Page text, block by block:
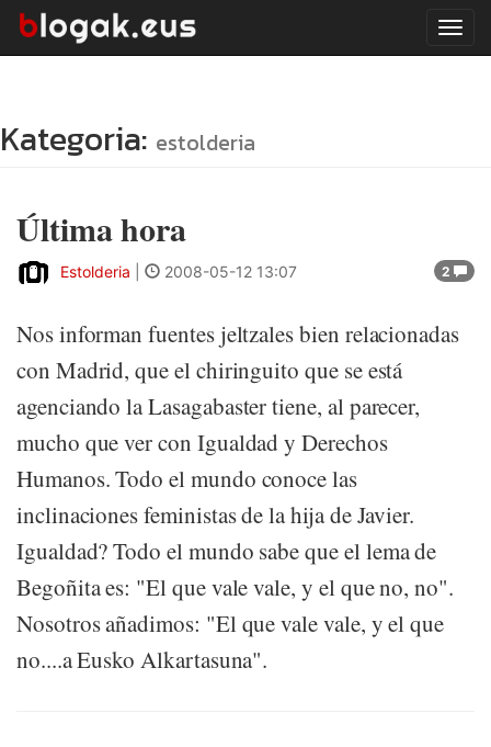
Kategoria: estolderia
Última hora
2
Estolderia 2008-05-12 13:07
Nos informan fuentes jeltzales bien relacionadas
con Madrid, que el chiringuito que se está
agenciando la Lasagabaster tiene, al parecer,
mucho que ver con Igualdad y Derechos
Humanos. Todo el mundo conoce las
inclinaciones feministas de la hija de Javier.
Igualdad? Todo el mundo sabe que el lema de
Begoñita es: "El que vale vale, y el que no, no".
Nosotros añadimos: "El que vale vale, y el que
no....a Eusko Alkartasuna".